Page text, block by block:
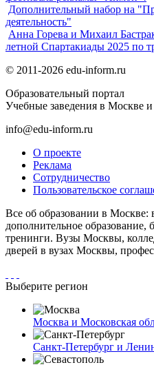
Дополнительный набор на
деятельность"
Анна Горева и Михаил
летной Спартакиады 2025 по
© 2011-2026 edu-inform.ru
Образовательный портал
Учебные заведения в Москве
info@edu-inform.ru
О проекте
Реклама
Сотрудничество
Пользовательское
Все об образовании в Москве:
дополнительное образование,
тренинги. Вузы Москвы,
дверей в вузах Москвы,
Выберите регион
Москва и Московская
Санкт-Петербург и